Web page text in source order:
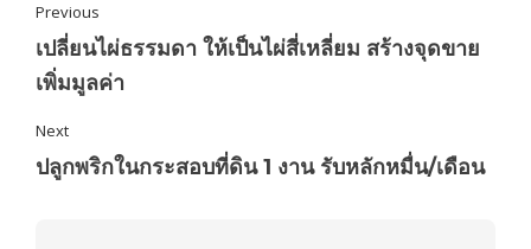
Previous
เปลี่ยนไผ่ธรรมดา ให้เป็นไผ่สี่เหลี่ยม สร้างจุดขาย
เพิ่มมูลค่า
Next
ปลูกพริกในกระสอบที่ดิน 1 งาน รับหลักหมื่น/เดือน